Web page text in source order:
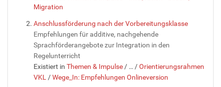
Migration
Anschlussförderung nach der Vorbereitungsklasse
Empfehlungen für additive, nachgehende
Sprachförderangebote zur Integration in den
Regelunterricht
Existiert in Themen & Impulse / … /Orientierungsrahmen
VKL /Wege_In: Empfehlungen Onlineversion